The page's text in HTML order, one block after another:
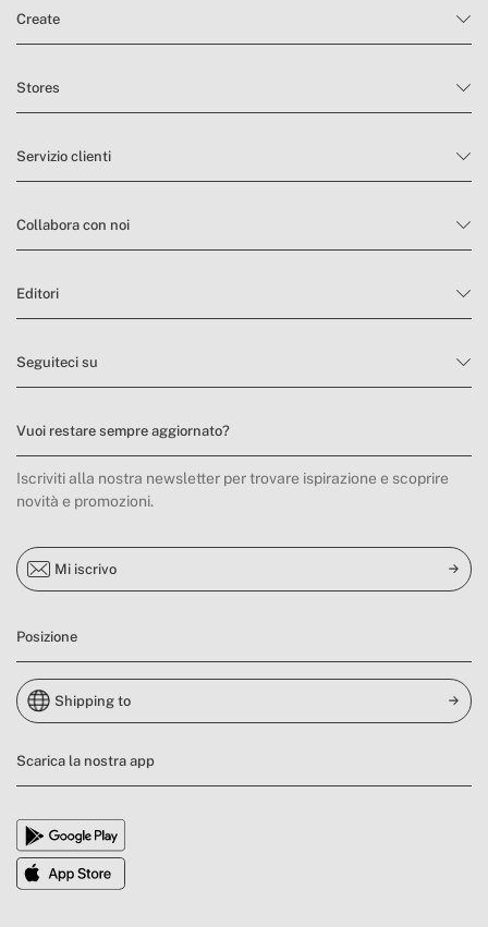
Create
Stores
Servizio clienti
Collabora con noi
Editori
Seguiteci su
Vuoi restare sempre aggiornato?
Iscriviti alla nostra newsletter per trovare ispirazione e scoprire
novità e promozioni.
Mi iscrivo
Posizione
Shipping to
Scarica la nostra app